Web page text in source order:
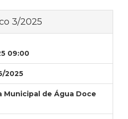
3/2025
09:00
2025
Municipal de Água Doce